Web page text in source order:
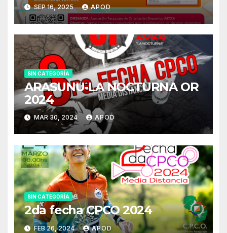
SEP 16, 2025 APOD
SIN CATEGORÍA
ARASUNU-LA NOCTURNA OR
2024
MAR 30, 2024 APOD
SIN CATEGORÍA
2da fecha CPCO 2024
FEB 26, 2024 APOD